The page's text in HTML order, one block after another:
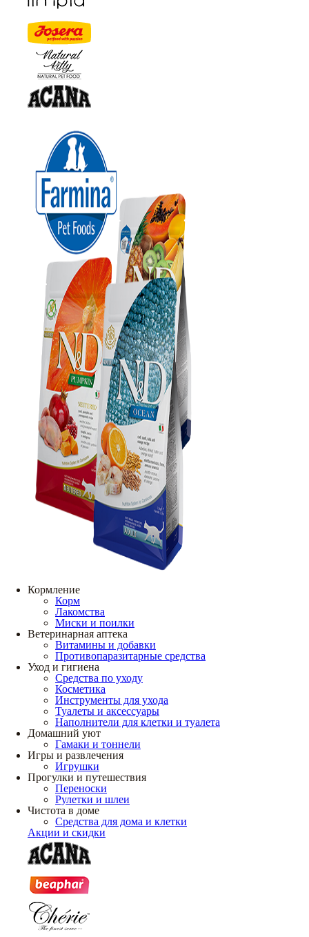
Кормление
Корм
Лакомства
Миски и поилки
Ветеринарная аптека
Витамины и добавки
Противопаразитарные средства
Уход и гигиена
Средства по уходу
Косметика
Инструменты для ухода
Туалеты и аксессуары
Наполнители для клетки и туалета
Домашний уют
Гамаки и тоннели
Игры и развлечения
Игрушки
Прогулки и путешествия
Переноски
Рулетки и шлеи
Чистота в доме
Средства для дома и клетки
Акции и скидки